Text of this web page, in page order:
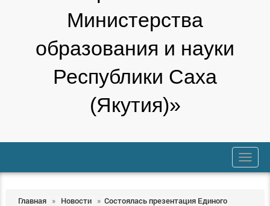
Министерства
образования и науки
Республики Саха
(Якутия)»
trk
Главная » Новости » Состоялась презентация Единого